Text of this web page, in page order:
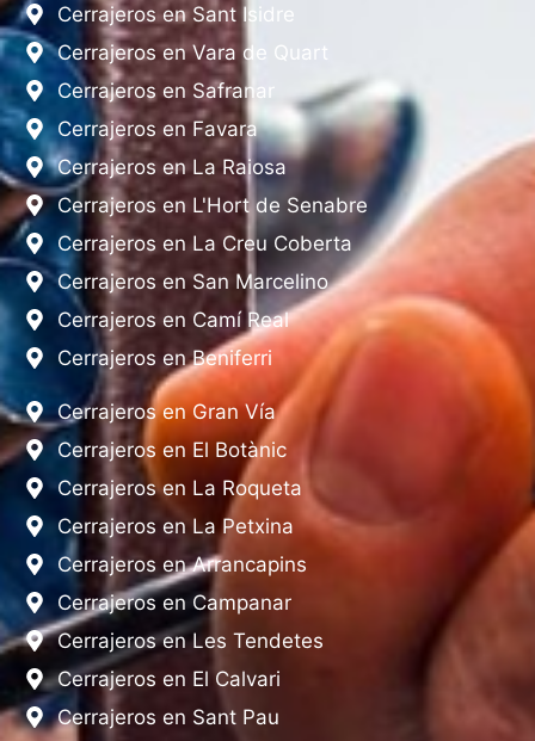
Cerrajeros en Sant Isidre
Cerrajeros en Vara de Quart
Cerrajeros en Safranar
Cerrajeros en Favara
Cerrajeros en La Raiosa
Cerrajeros en L'Hort de Senabre
Cerrajeros en La Creu Coberta
Cerrajeros en San Marcelino
Cerrajeros en Camí Real
Cerrajeros en Beniferri
Cerrajeros en Gran Vía
Cerrajeros en El Botànic
Cerrajeros en La Roqueta
Cerrajeros en La Petxina
Cerrajeros en Arrancapins
Cerrajeros en Campanar
Cerrajeros en Les Tendetes
Cerrajeros en El Calvari
Cerrajeros en Sant Pau